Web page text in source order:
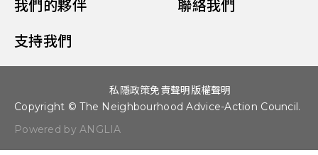
我們的夥伴
支持我們
聯絡我們
Copyright © The Neighbourhood Advice-Action Council.
Powered by ANGLIA
私隱政策免責聲明 版權聲明